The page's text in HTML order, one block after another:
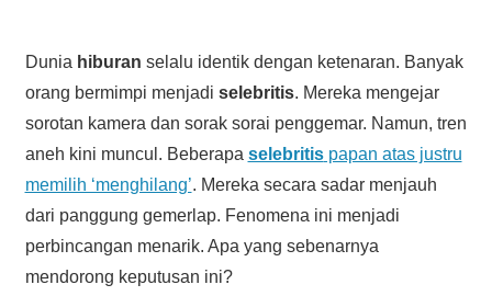
Dunia hiburan selalu identik dengan ketenaran. Banyak
orang bermimpi menjadi selebritis. Mereka mengejar
sorotan kamera dan sorak sorai penggemar. Namun, tren
aneh kini muncul. Beberapa selebritispapan atas justru
memilih ‘menghilang’. Mereka secara sadar menjauh
dari panggung gemerlap. Fenomena ini menjadi
perbincangan menarik. Apa yang sebenarnya
mendorong keputusan ini?